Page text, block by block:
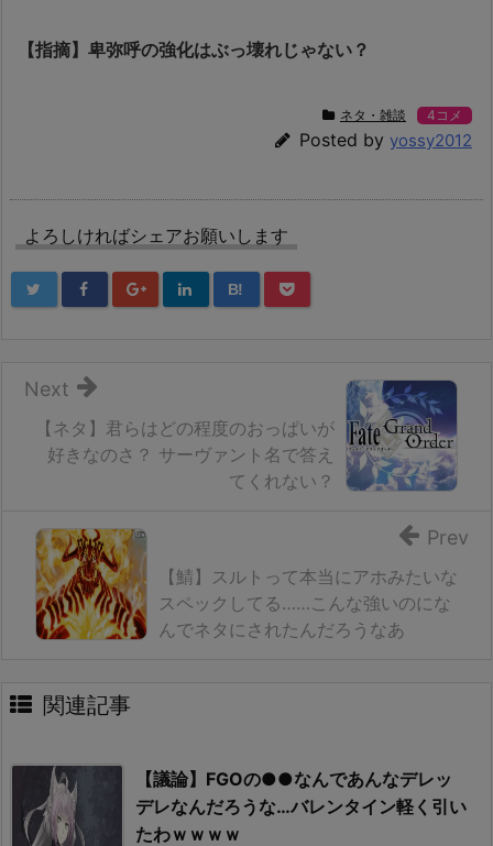
【指摘】卑弥呼の強化はぶっ壊れじゃない？
ネタ・雑談 4コメ
Posted by yossy2012
よろしければシェアお願いします
B!
【ネタ】君らはどの程度のおっぱいが
好きなのさ？ サーヴァント名で答え
てくれない？
Next
【鯖】スルトって本当にアホみたいな
スペックしてる……こんな強いのにな
んでネタにされたんだろうなあ
Prev
関連記事
【議論】FGOの●●なんであんなデレッ
デレなんだろうな…バレンタイン軽く引い
たわｗｗｗｗ